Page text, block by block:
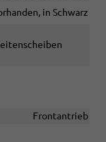
in Schwarz
Frontantrieb